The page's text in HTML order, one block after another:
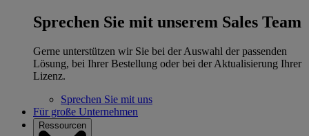
Sprechen Sie mit unserem Sales Team
Gerne unterstützen wir Sie bei der Auswahl der passenden
Lösung, bei Ihrer Bestellung oder bei der Aktualisierung Ihrer
Lizenz.
Sprechen Sie mit uns
Für große Unternehmen
Ressourcen